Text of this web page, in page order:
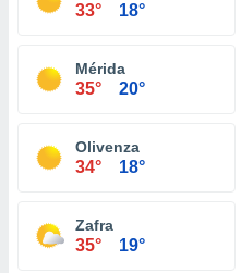
33° 18°
Mérida
35° 20°
Olivenza
34° 18°
Zafra
35° 19°